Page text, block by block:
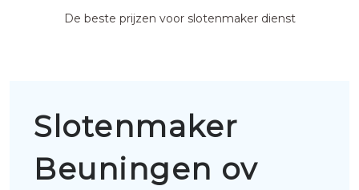
De beste prijzen voor slotenmaker dienst
Slotenmaker
Beuningen ov